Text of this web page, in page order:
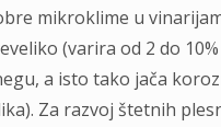
mikroklime u
(varira od 2 do
a isto tako jača
Za razvoj štetnih